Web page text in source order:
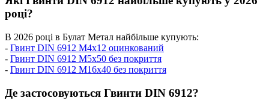
році?
В 2026 році в Булат Метал найбільше купують:
- Гвинт DIN 6912 М4x12 оцинкований
- Гвинт DIN 6912 М5x50 без покриття
- Гвинт DIN 6912 М16x40 без покриття
Де застосовуються Гвинти DIN 6912?